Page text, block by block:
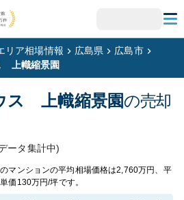
リア相場情報 広島県
広島市
上幟縮景園
ス 上幟縮景園の売却
ータ集計中)
マンションの平均相場価格は2,760万円、平
価130万円/坪です。